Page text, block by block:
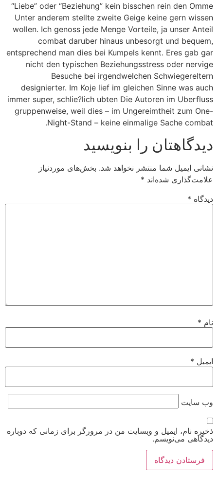
“Liebe” oder “Beziehung” kein bisschen rein den Omme
Unter anderem stellte zweite Geige keine gern wissen
wollen. Ich genoss jede Menge Vorteile, ja unser Anteil
combat daruber hinaus unbesorgt und bequem,
entsprechend man dies bei Kumpels kennt. Eres gab gar
nicht den typischen Beziehungsstress oder nervige
Besuche bei irgendwelchen Schwiegereltern
designierter. Im Koje lief im gleichen Sinne was auch
immer super, schlie?lich ubten Die Autoren im Uberfluss
gruppenweise, weil dies – im Ungereimtheit zum One-
Night-Stand – keine einmalige Sache combat.
دیدگاهتان را بنویسید
نشانی ایمیل شما منتشر نخواهد شد. بخش‌های موردنیاز
علامت‌گذاری شده‌اند *
دیدگاه *
نام *
ایمیل *
وب‌ سایت
ذخیره نام، ایمیل و وبسایت من در مرورگر برای زمانی که دوباره
دیدگاهی می‌نویسم.